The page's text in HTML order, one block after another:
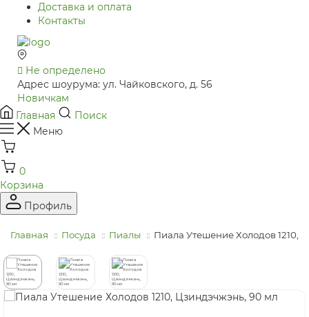
Доставка и оплата
Контакты
Не определено
Адрес шоурума: ул. Чайковского, д. 56
Новичкам
Главная
Поиск
Меню
0
Корзина
Профиль
Главная Посуда Пиалы Пиала Утешение Холодов 1210,